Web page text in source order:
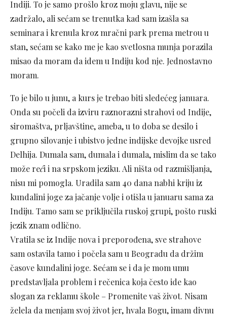
Indiji. To je samo prošlo kroz moju glavu, nije se
zadržalo, ali sećam se trenutka kad sam izašla sa
seminara i krenula kroz mračni park prema metrou u
stan, sećam se kako me je kao svetlosna munja porazila
misao da moram da idem u Indiju kod nje. Jednostavno
moram.
To je bilo u junu, a kurs je trebao biti sledećeg januara.
Onda su počeli da izviru raznorazni strahovi od Indije,
siromaštva, prljavštine, ameba, u to doba se desilo i
grupno silovanje i ubistvo jedne indijske devojke usred
Delhija. Dumala sam, dumala i dumala, mislim da se tako
može reći i na srpskom jeziku. Ali ništa od razmišljanja,
nisu mi pomogla. Uradila sam 40 dana nabhi kriju iz
kundalini joge za jačanje volje i otišla u januaru sama za
Indiju. Tamo sam se priključila ruskoj grupi, pošto ruski
jezik znam odlično.
Vratila se iz Indije nova i preporođena, sve strahove
sam ostavila tamo i počela sam u Beogradu da držim
časove kundalini joge. Sećam se i da je mom umu
predstavljala problem i rečenica koja često ide kao
slogan za reklamu škole – Promenite vaš život. Nisam
želela da menjam svoj život jer, hvala Bogu, imam divnu